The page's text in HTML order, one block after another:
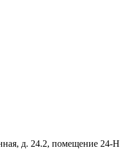
д. 24.2, помещение 24-Н